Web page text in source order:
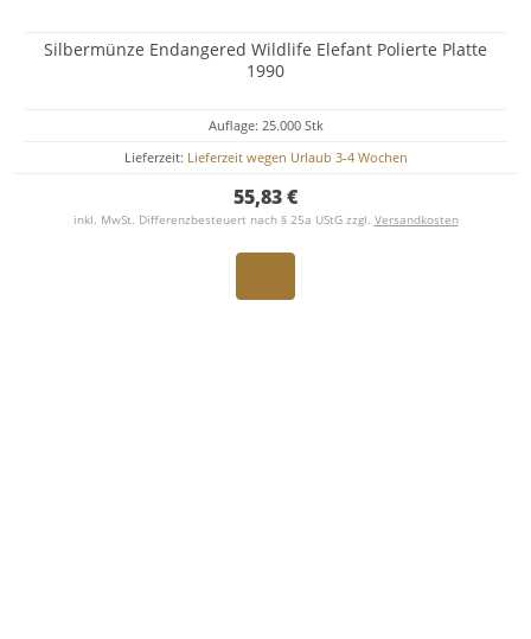
Silbermünze Endangered Wildlife Elefant Polierte Platte
1990
Auflage: 25.000 Stk
Lieferzeit: Lieferzeit wegen Urlaub 3-4 Wochen
55,83 €
inkl. MwSt. Differenzbesteuert nach § 25a UStG zzgl. Versandkosten